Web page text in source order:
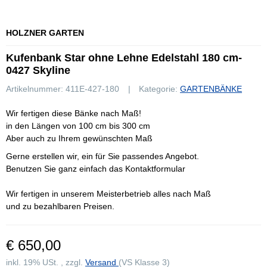
HOLZNER GARTEN
Kufenbank Star ohne Lehne Edelstahl 180 cm-
0427 Skyline
Artikelnummer: 411E-427-180 Kategorie: GARTENBÄNKE
Wir fertigen diese Bänke nach Maß!
in den Längen von 100 cm bis 300 cm
Aber auch zu Ihrem gewünschten Maß
Gerne erstellen wir, ein für Sie passendes Angebot.
Benutzen Sie ganz einfach das Kontaktformular
Wir fertigen in unserem Meisterbetrieb alles nach Maß
und zu bezahlbaren Preisen.
€ 650,00
inkl. 19% USt. , zzgl. Versand (VS Klasse 3)